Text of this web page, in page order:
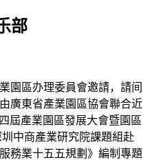
部
區办理委員會邀請，請间
廣東省產業園區協會聯合近
屆產業園區發展大會暨園區
中商產業研究院課題組赴
務業十五五規劃》編制專題